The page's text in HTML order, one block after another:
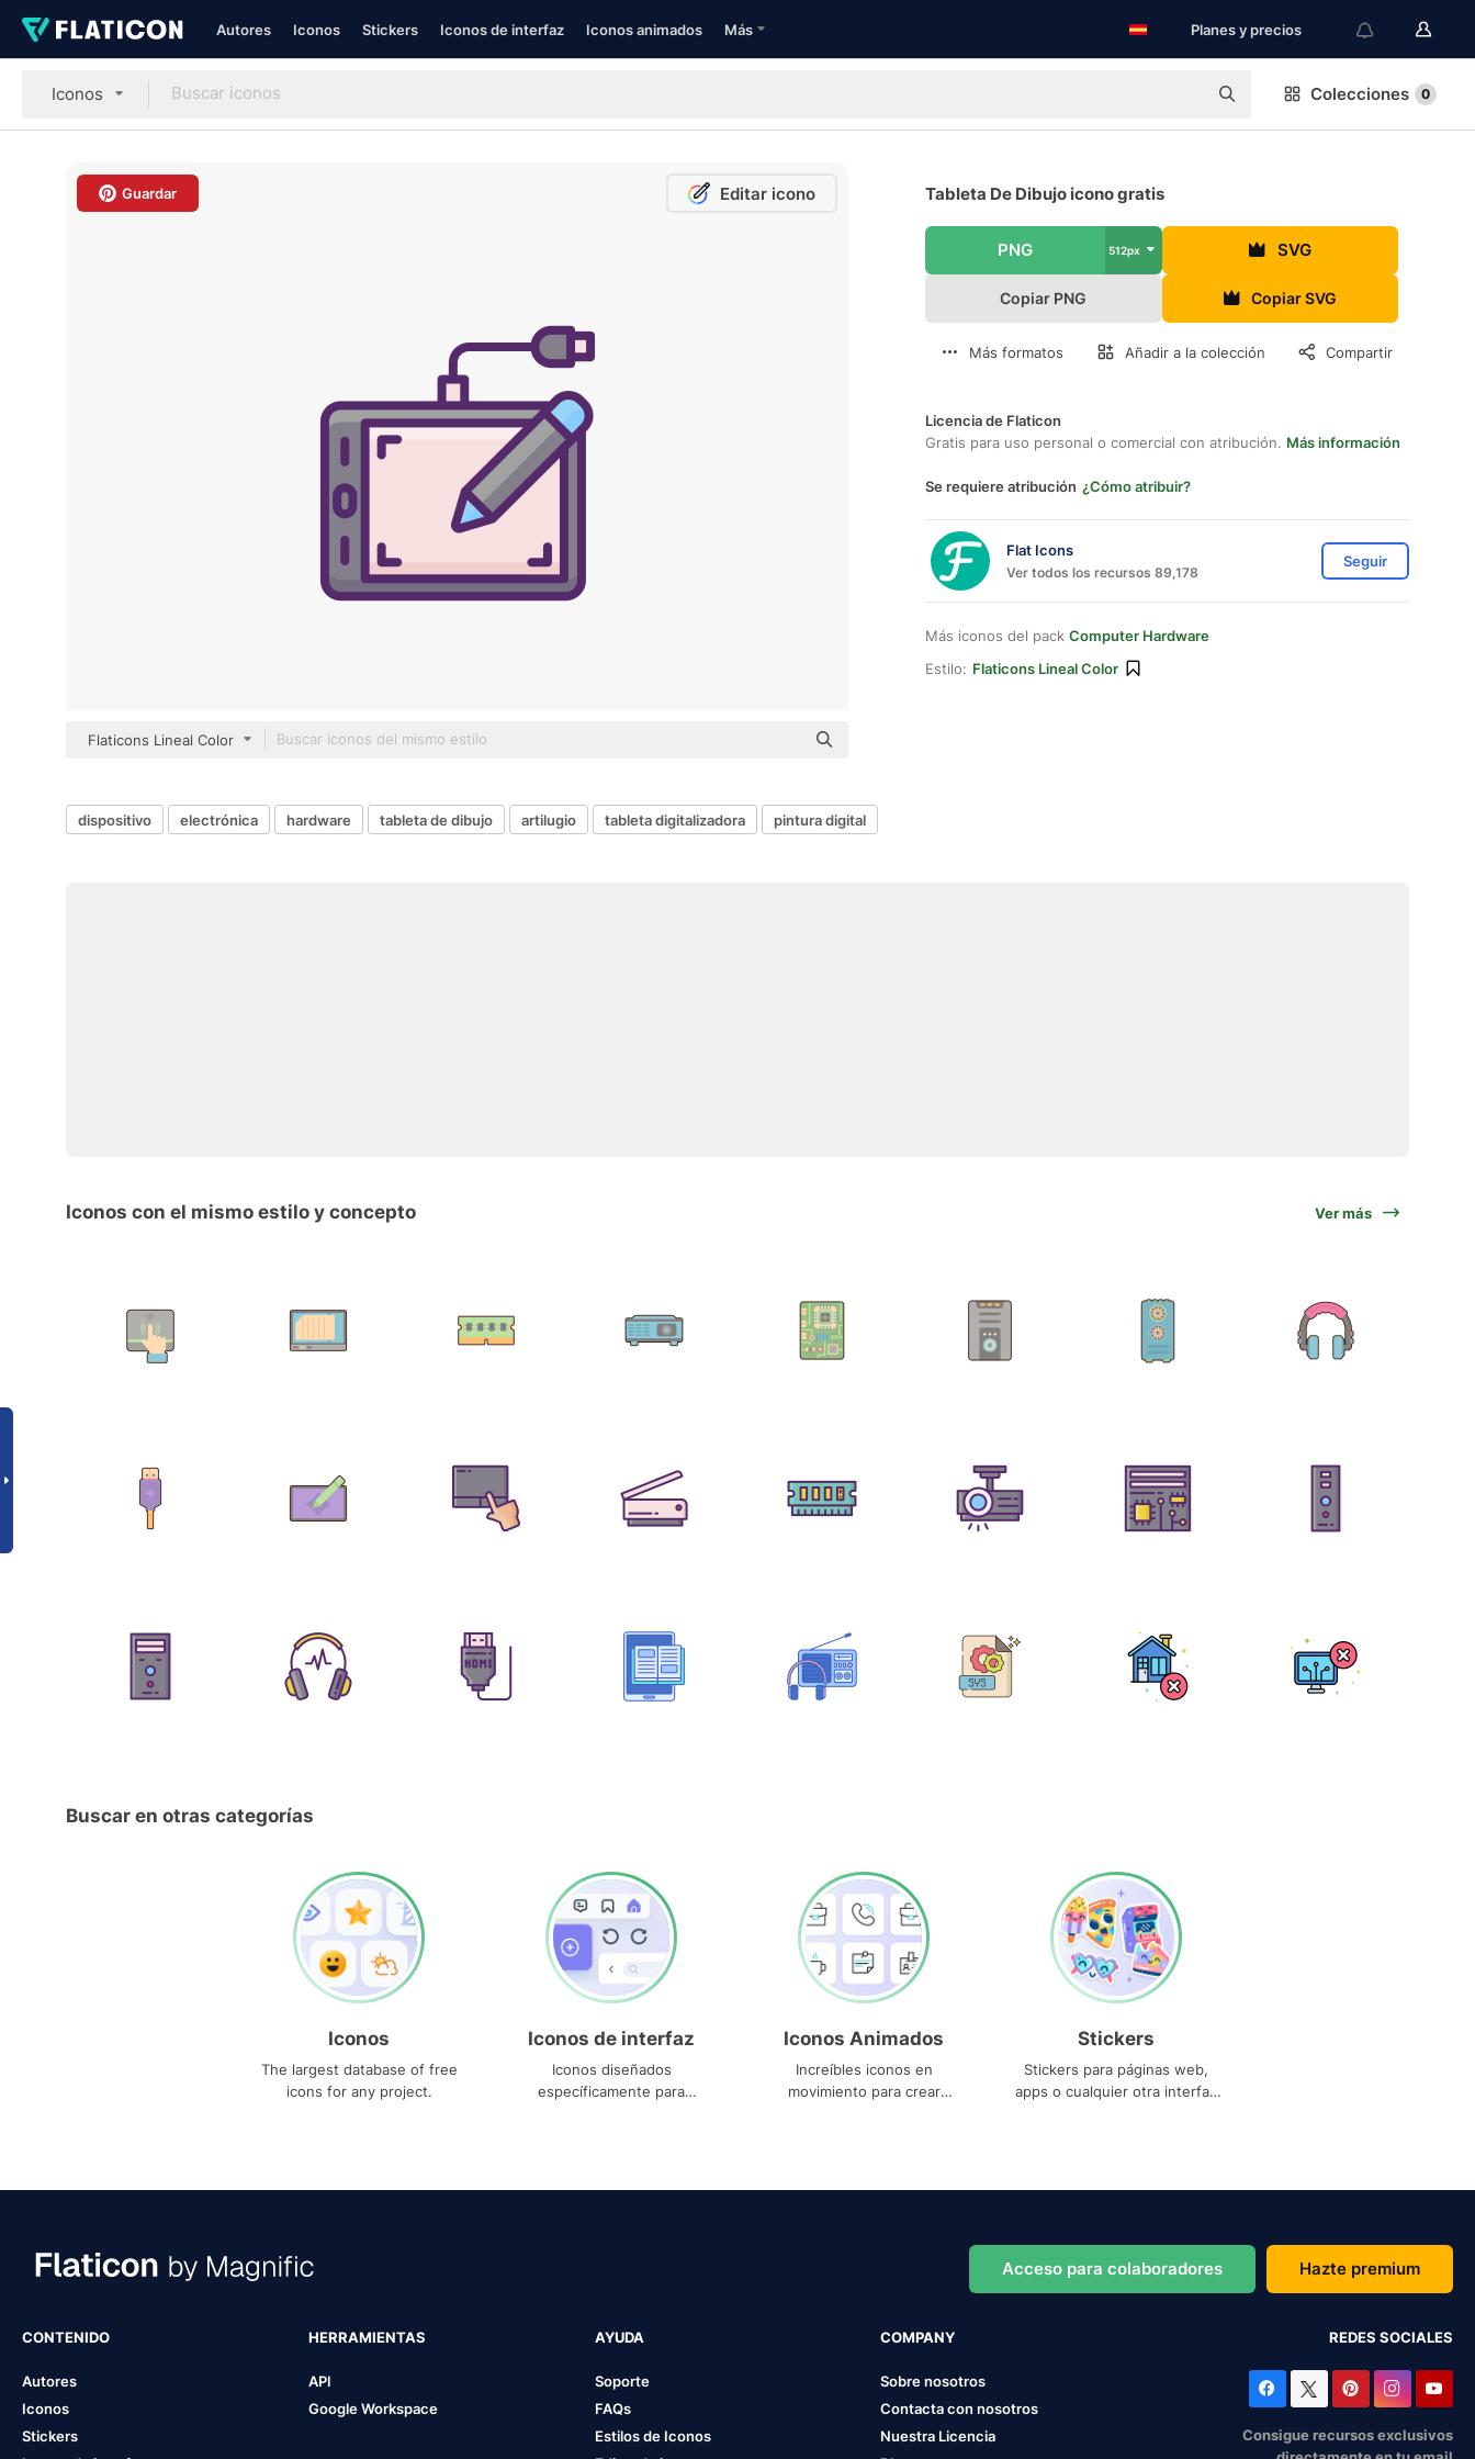
Autores Iconos Stickers Iconos de interfaz Iconos animados Más Planes y precios
Iconos Colecciones 0
Guardar Editar icono
Flaticons Lineal Color
Tableta De Dibujo icono gratis
PNG 512px SVG
Copiar PNG Copiar SVG
Más formatos Añadir a la colección Compartir
Licencia de Flaticon
Gratis para uso personal o comercial con atribución. Más información
Se requiere atribución ¿Cómo atribuir?
Flat Icons
Ver todos los recursos 89,178
Seguir
Más iconos del pack Computer Hardware
Estilo: Flaticons Lineal Color
dispositivo electrónica hardware tableta de dibujo artilugio tableta digitalizadora pintura digital
Iconos con el mismo estilo y concepto Ver más
Buscar en otras categorías
Iconos
The largest database of free
icons for any project.
Iconos de interfaz
Iconos diseñados
específicamente para
Iconos Animados
Increíbles iconos en
movimiento para crear
Stickers
Stickers para páginas web,
apps o cualquier otra interfaz
Acceso para colaboradores Hazte premium
CONTENIDO
Autores
Iconos
Stickers
HERRAMIENTAS
API
Google Workspace
AYUDA
Soporte
FAQs
Estilos de Iconos
COMPANY
Sobre nosotros
Contacta con nosotros
Nuestra Licencia
REDES SOCIALES
Consigue recursos exclusivos